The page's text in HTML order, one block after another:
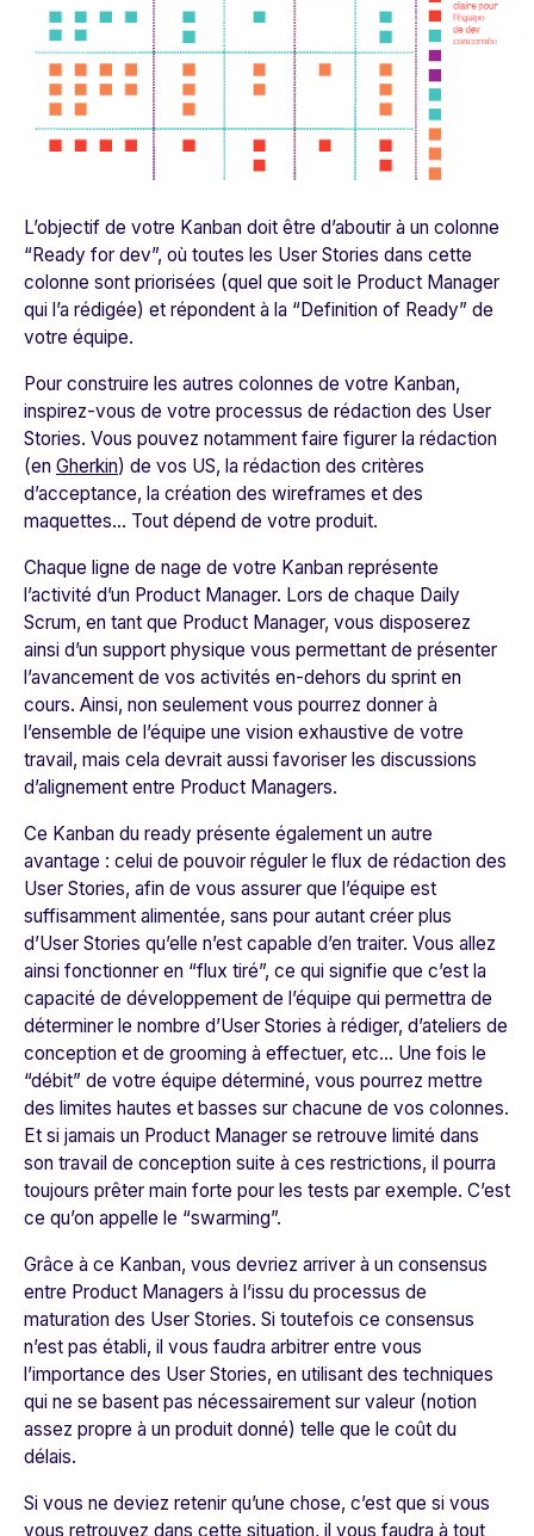
L’objectif de votre Kanban doit être d’aboutir à un colonne
“Ready for dev”, où toutes les User Stories dans cette
colonne sont priorisées (quel que soit le Product Manager
qui l’a rédigée) et répondent à la “Definition of Ready” de
votre équipe.
Pour construire les autres colonnes de votre Kanban,
inspirez-vous de votre processus de rédaction des User
Stories. Vous pouvez notamment faire figurer la rédaction
(en Gherkin) de vos US, la rédaction des critères
d’acceptance, la création des wireframes et des
maquettes… Tout dépend de votre produit.
Chaque ligne de nage de votre Kanban représente
l’activité d’un Product Manager. Lors de chaque Daily
Scrum, en tant que Product Manager, vous disposerez
ainsi d’un support physique vous permettant de présenter
l’avancement de vos activités en-dehors du sprint en
cours. Ainsi, non seulement vous pourrez donner à
l’ensemble de l’équipe une vision exhaustive de votre
travail, mais cela devrait aussi favoriser les discussions
d’alignement entre Product Managers.
Ce Kanban du ready présente également un autre
avantage : celui de pouvoir réguler le flux de rédaction des
User Stories, afin de vous assurer que l’équipe est
suffisamment alimentée, sans pour autant créer plus
d’User Stories qu’elle n’est capable d’en traiter. Vous allez
ainsi fonctionner en “flux tiré”, ce qui signifie que c’est la
capacité de développement de l’équipe qui permettra de
déterminer le nombre d’User Stories à rédiger, d’ateliers de
conception et de grooming à effectuer, etc… Une fois le
“débit” de votre équipe déterminé, vous pourrez mettre
des limites hautes et basses sur chacune de vos colonnes.
Et si jamais un Product Manager se retrouve limité dans
son travail de conception suite à ces restrictions, il pourra
toujours prêter main forte pour les tests par exemple. C’est
ce qu’on appelle le “swarming”.
Grâce à ce Kanban, vous devriez arriver à un consensus
entre Product Managers à l’issu du processus de
maturation des User Stories. Si toutefois ce consensus
n’est pas établi, il vous faudra arbitrer entre vous
l’importance des User Stories, en utilisant des techniques
qui ne se basent pas nécessairement sur valeur (notion
assez propre à un produit donné) telle que le coût du
délais.
Si vous ne deviez retenir qu’une chose, c’est que si vous
vous retrouvez dans cette situation, il vous faudra à tout